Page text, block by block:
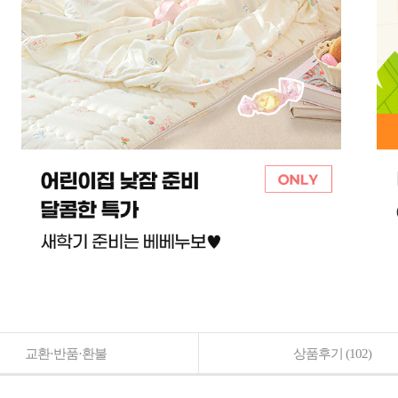
교환·반품·환불 상품후기 (102)